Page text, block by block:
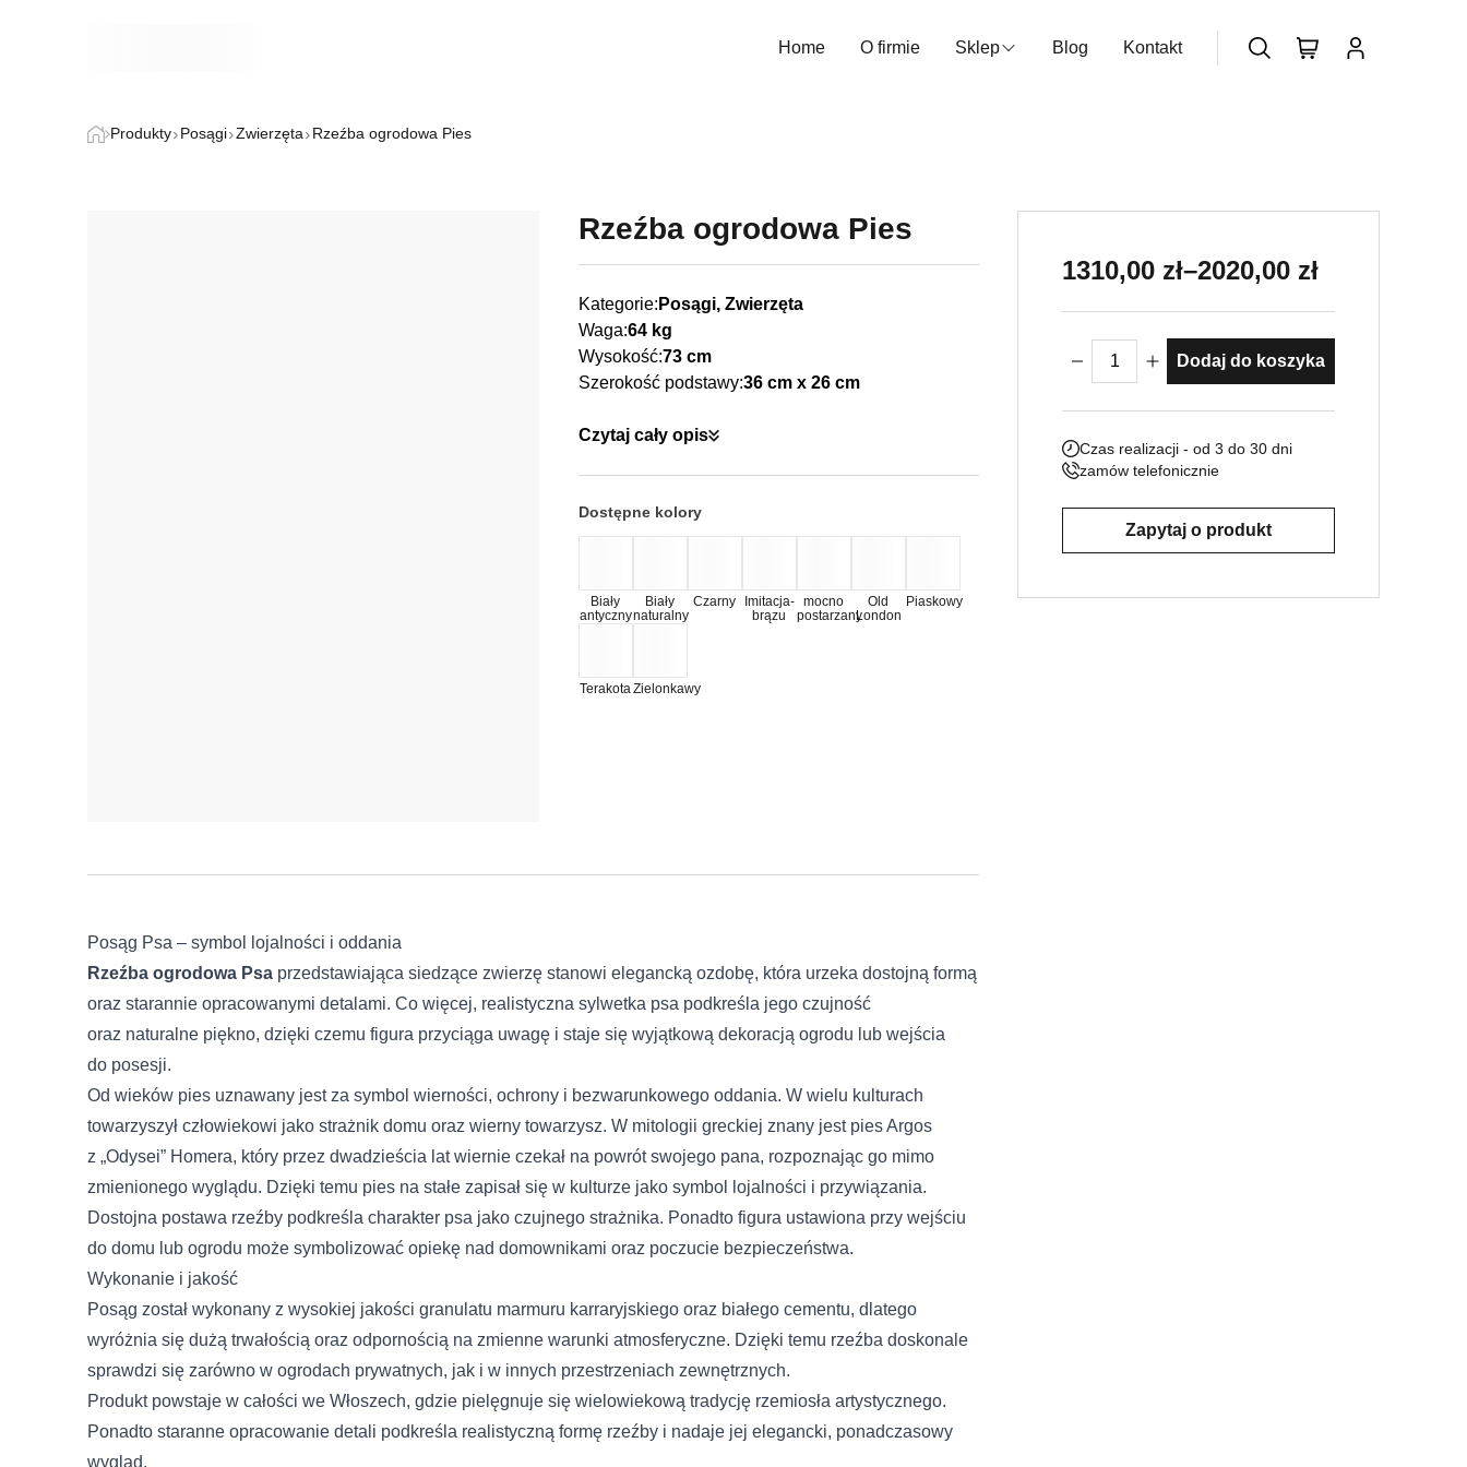
Home O firmie Sklep Blog Kontakt
Produkty Posągi Zwierzęta Rzeźba ogrodowa Pies
Rzeźba ogrodowa Pies
Kategorie: Posągi, Zwierzęta
Waga:64 kg
Wysokość:73 cm
Szerokość podstawy:36 cm x 26 cm
Czytaj cały opis
Dostępne kolory
Biały
antyczny
Biały
naturalny
Czarny
Imitacja-
brązu
mocno
postarzany
Old
London
Piaskowy
TerakotaZielonkawy
1310,00 zł–2020,00 zł
Zakres cen: od 1310,00 zł do
ilość Rzeźba ogrodowa Pies
Dodaj do koszyka
Czas realizacji - od 3 do 30 dni
zamów telefonicznie
Zapytaj o produkt
Posąg Psa – symbol lojalności i oddania
Rzeźba ogrodowa Psa przedstawiająca siedzące zwierzę stanowi elegancką ozdobę, która urzeka dostojną formą
oraz starannie opracowanymi detalami. Co więcej, realistyczna sylwetka psa podkreśla jego czujność
oraz naturalne piękno, dzięki czemu figura przyciąga uwagę i staje się wyjątkową dekoracją ogrodu lub wejścia
do posesji.
Od wieków pies uznawany jest za symbol wierności, ochrony i bezwarunkowego oddania. W wielu kulturach
towarzyszył człowiekowi jako strażnik domu oraz wierny towarzysz. W mitologii greckiej znany jest pies Argos
z „Odysei” Homera, który przez dwadzieścia lat wiernie czekał na powrót swojego pana, rozpoznając go mimo
zmienionego wyglądu. Dzięki temu pies na stałe zapisał się w kulturze jako symbol lojalności i przywiązania.
Dostojna postawa rzeźby podkreśla charakter psa jako czujnego strażnika. Ponadto figura ustawiona przy wejściu
do domu lub ogrodu może symbolizować opiekę nad domownikami oraz poczucie bezpieczeństwa.
Wykonanie i jakość
Posąg został wykonany z wysokiej jakości granulatu marmuru karraryjskiego oraz białego cementu, dlatego
wyróżnia się dużą trwałością oraz odpornością na zmienne warunki atmosferyczne. Dzięki temu rzeźba doskonale
sprawdzi się zarówno w ogrodach prywatnych, jak i w innych przestrzeniach zewnętrznych.
Produkt powstaje w całości we Włoszech, gdzie pielęgnuje się wielowiekową tradycję rzemiosła artystycznego.
Ponadto staranne opracowanie detali podkreśla realistyczną formę rzeźby i nadaje jej elegancki, ponadczasowy
wygląd.
Wykorzystujemy pliki cookie do spersonalizowania treści i reklam, aby oferować funkcje społecznościowe i analizować ruch w
naszej witrynie. Informacje o tym, jak korzystasz z naszej witryny, udostępniamy partnerom społecznościowym, reklamowym i
analitycznym. Partnerzy mogą połączyć te informacje z innymi danymi otrzymanymi od Ciebie lub uzyskanymi podczas
korzystania z ich usług.